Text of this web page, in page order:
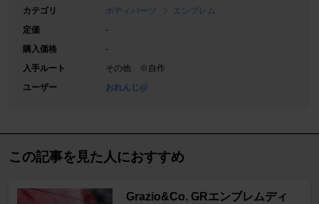
カテゴリ
ボディパーツ
エンブレム
定価
-
購入価格
-
入手ルート
その他 ※自作
ユーザー
おれんじ@
この記事を見た人におすすめ
Grazio&Co. GRエンブレムディ